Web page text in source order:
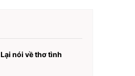
Lại nói về thơ tình